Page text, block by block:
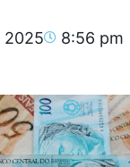
2025 8:56 pm